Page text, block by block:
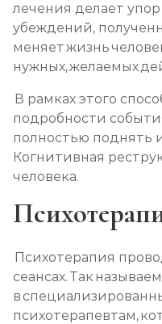
лечения делает
убеждений,
меняет жизнь
нужных, желаемых
В рамках этого
подробности
полностью поднять
Когнитивная
человека.
Психотерапия
сеансах. Так
в
психотерапевтам,